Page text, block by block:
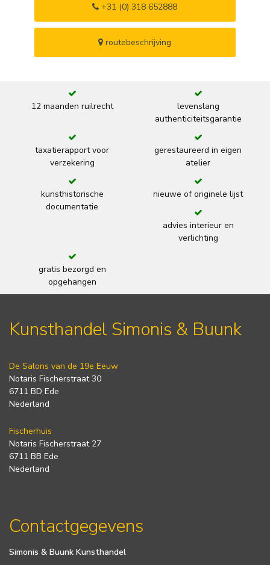
+31 (0) 318 652888
routebeschrijving
12 maanden ruilrecht
levenslang
authenticiteitsgarantie
taxatierapport voor
verzekering
gerestaureerd in eigen
atelier
kunsthistorische
documentatie
nieuwe of originele lijst
advies interieur en
verlichting
gratis bezorgd en
opgehangen
Kunsthandel Simonis & Buunk
De Salons van de 19e Eeuw
Notaris Fischerstraat 30
6711 BD Ede
Nederland
Fischerhuis
Notaris Fischerstraat 27
6711 BB Ede
Nederland
Contactgegevens
Simonis & Buunk Kunsthandel